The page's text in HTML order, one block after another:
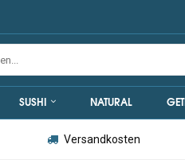
SUSHI NATURAL
Versandkosten